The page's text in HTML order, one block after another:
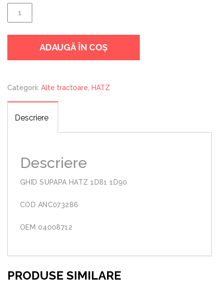
GHID
SUPAPA
1D81
ADAUGĂ ÎN COȘ
Categorii: Alte tractoare HATZ
Descriere
Descriere
GHID SUPAPA HATZ 1D81 1D90
COD ANC073286
OEM 04008712
PRODUSE SIMILARE